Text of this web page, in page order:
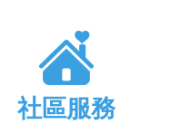
社區服務